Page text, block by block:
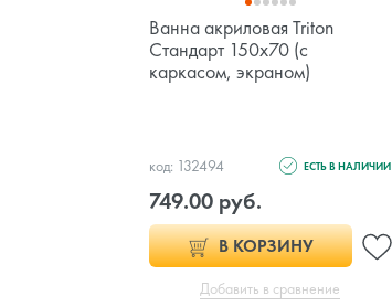
Ванна акриловая Triton
Стандарт 150x70 (с
каркасом, экраном)
код: 132494 ЕСТЬ В НАЛИЧИИ
749.00 руб.
В КОРЗИНУ
Добавить в сравнение